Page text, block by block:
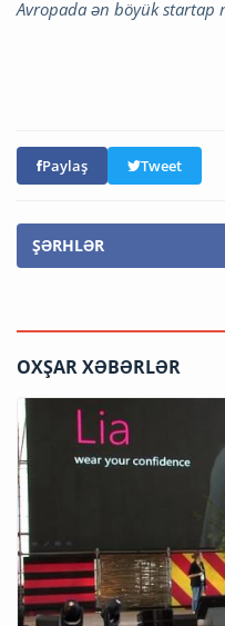
Avropada ən böyük
Paylaş Tweet
ŞƏRHLƏR
OXŞAR XƏBƏRLƏR